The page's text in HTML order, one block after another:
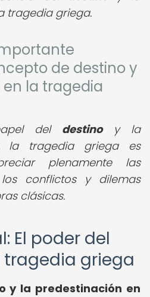
tragedia griega.
de destino y
la tragedia
del destinoy la
tragedia griega es
plenamente las
conflictos y dilemas
clásicas.
El poder del
griega
y la predestinación en